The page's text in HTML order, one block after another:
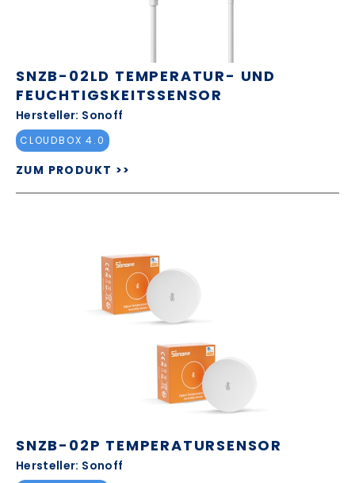
SNZB-02LD TEMPERATUR- UND
FEUCHTIGSKEITSSENSOR
Hersteller: Sonoff
CLOUDBOX 4.0
ZUM PRODUKT >>
SNZB-02P TEMPERATURSENSOR
Hersteller: Sonoff